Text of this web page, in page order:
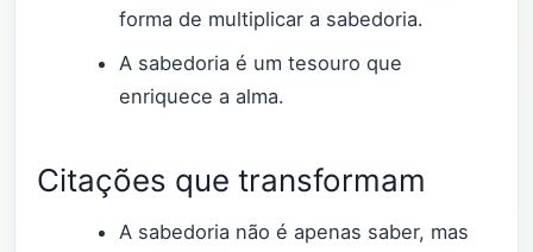
forma de multiplicar a sabedoria.
A sabedoria é um tesouro que
enriquece a alma.
Citações que transformam
A sabedoria não é apenas saber, mas